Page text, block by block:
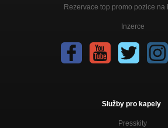
Rezervace top promo pozice na
Inzerce
Služby pro kapely
Presskity